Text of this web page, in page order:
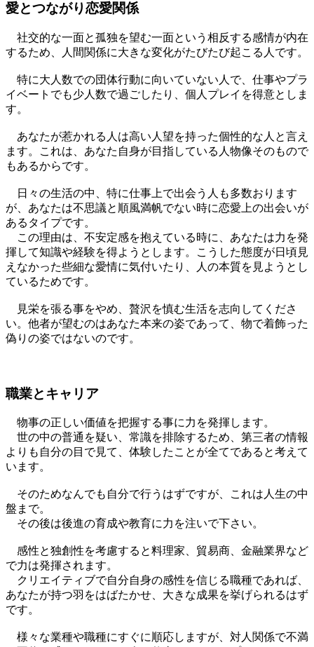
愛とつながり恋愛関係
社交的な一面と孤独を望む一面という相反する感情が内在
するため、人間関係に大きな変化がたびたび起こる人です。
特に大人数での団体行動に向いていない人で、仕事やプラ
イベートでも少人数で過ごしたり、個人プレイを得意としま
す。
あなたが惹かれる人は高い人望を持った個性的な人と言え
ます。これは、あなた自身が目指している人物像そのもので
もあるからです。
日々の生活の中、特に仕事上で出会う人も多数おります
が、あなたは不思議と順風満帆でない時に恋愛上の出会いが
あるタイプです。
この理由は、不安定感を抱えている時に、あなたは力を発
揮して知識や経験を得ようとします。こうした態度が日頃見
えなかった些細な愛情に気付いたり、人の本質を見ようとし
ているためです。
見栄を張る事をやめ、贅沢を慎む生活を志向してくださ
い。他者が望むのはあなた本来の姿であって、物で着飾った
偽りの姿ではないのです。
職業とキャリア
物事の正しい価値を把握する事に力を発揮します。
世の中の普通を疑い、常識を排除するため、第三者の情報
よりも自分の目で見て、体験したことが全てであると考えて
います。
そのためなんでも自分で行うはずですが、これは人生の中
盤まで。
その後は後進の育成や教育に力を注いで下さい。
感性と独創性を考慮すると料理家、貿易商、金融業界など
で力は発揮されます。
クリエイティブで自分自身の感性を信じる職種であれば、
あなたが持つ羽をはばたかせ、大きな成果を挙げられるはず
です。
様々な業種や職種にすぐに順応しますが、対人関係で不満